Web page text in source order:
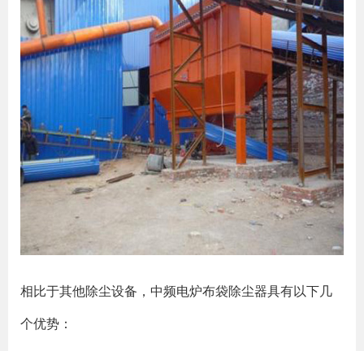
相比于其他除尘设备，中频电炉布袋除尘器具有以下几
个优势：